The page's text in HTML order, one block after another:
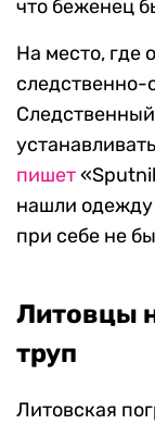
что беженец
На место, где
следственно-
пишет
нашли одежду
при себе не
Литовцы
труп
Литовская